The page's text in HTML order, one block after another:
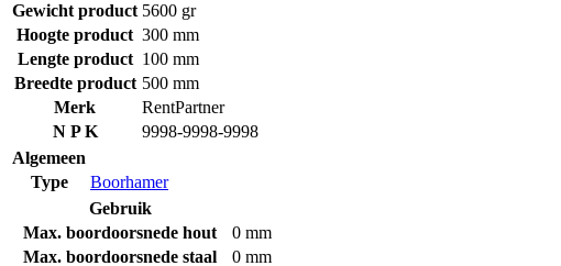
Gewicht product 5600 gr
Hoogte product 300 mm
Lengte product 100 mm
Breedte product 500 mm
Merk
RentPartner
N P K
9998-9998-9998
Algemeen
Type
Boorhamer
Gebruik
Max. boordoorsnede hout
0 mm
Max. boordoorsnede staal
0 mm